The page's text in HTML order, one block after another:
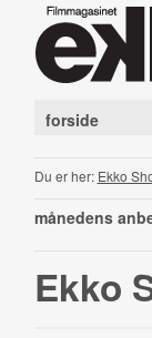
forside
Du er her: Ekko
månedens
Ekko